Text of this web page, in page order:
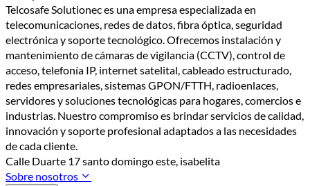
Telcosafe Solutionec es una empresa especializada en
telecomunicaciones, redes de datos, fibra óptica, seguridad
electrónica y soporte tecnológico. Ofrecemos instalación y
mantenimiento de cámaras de vigilancia (CCTV), control de
acceso, telefonía IP, internet satelital, cableado estructurado,
redes empresariales, sistemas GPON/FTTH, radioenlaces,
servidores y soluciones tecnológicas para hogares, comercios e
industrias. Nuestro compromiso es brindar servicios de calidad,
innovación y soporte profesional adaptados a las necesidades
de cada cliente.
Calle Duarte 17 santo domingo este, isabelita
Sobre nosotros